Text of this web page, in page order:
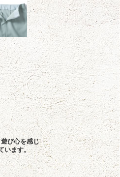
び心を感じ
います。